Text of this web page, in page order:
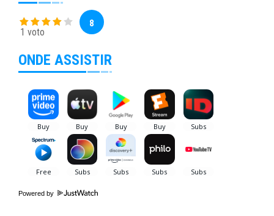
1 voto
8
ONDE ASSISTIR
Powered by